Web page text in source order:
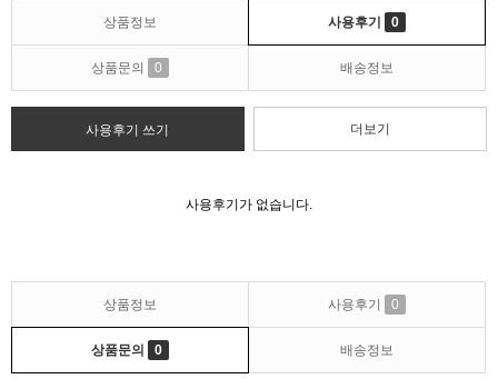
상품정보 사용후기 0
상품문의 0 배송정보
사용후기 쓰기 더보기
사용후기가 없습니다.
상품정보 사용후기 0
상품문의 0 배송정보